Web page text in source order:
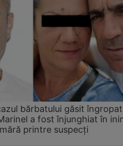
bărbatului găsit
a fost înjunghiat în
printre suspecți